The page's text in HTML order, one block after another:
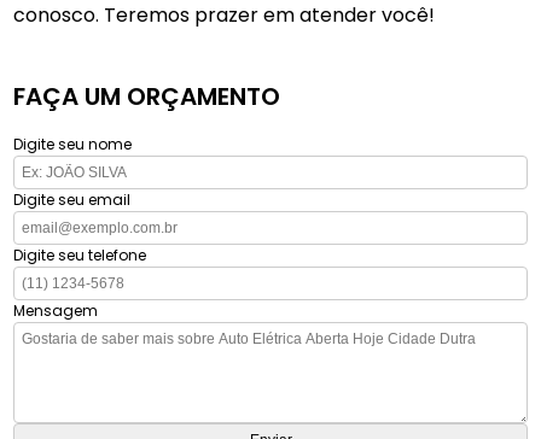
conosco. Teremos prazer em atender você!
FAÇA UM ORÇAMENTO
Digite seu nome
Digite seu email
Digite seu telefone
Mensagem